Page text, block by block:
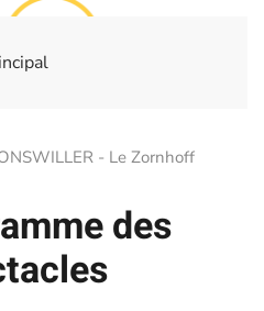
- Le Zornhoff
des